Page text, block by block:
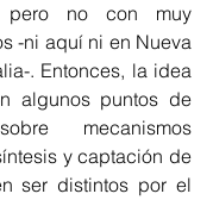
pero no con muy
-ni aquí ni en Nueva
. Entonces, la idea
algunos puntos de
mecanismos
y captación de
ser distintos por el